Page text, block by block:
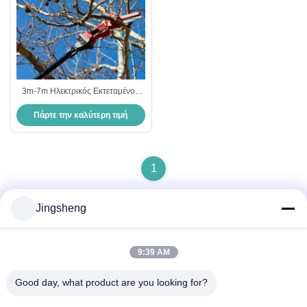
3m-7m Ηλεκτρικός Εκτεταμένος
Τελαστικός Τελαστικός Τελαστικός
Τελαστικός Ηλεκτρικός
Πάρτε την καλύτερη τιμή
1
Γρήγορη επικοινωνία
Διεύθυνση
Jingsheng
9:39 AM
Good day, what product are you looking for?